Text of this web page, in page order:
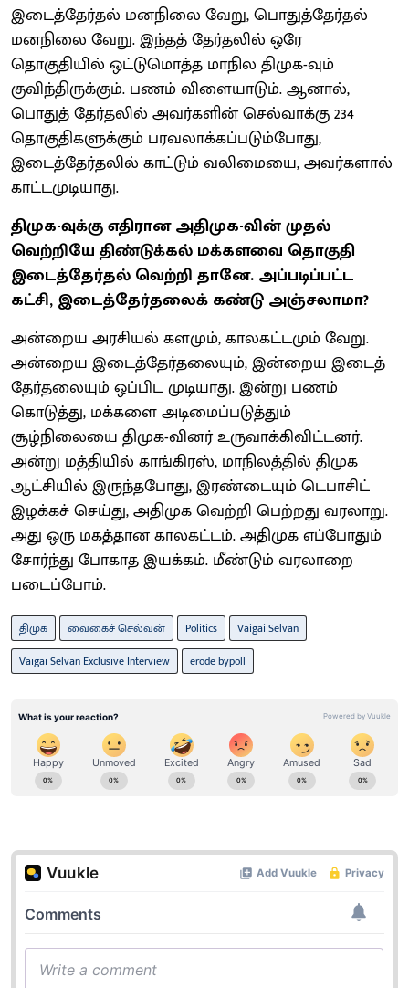
இடைத்தேர்தல் மனநிலை வேறு, பொதுத்தேர்தல்
மனநிலை வேறு. இந்தத் தேர்தலில் ஒரே
தொகுதியில் ஒட்டுமொத்த மாநில திமுக-வும்
குவிந்திருக்கும். பணம் விளையாடும். ஆனால்,
பொதுத் தேர்தலில் அவர்களின் செல்வாக்கு 234
தொகுதிகளுக்கும் பரவலாக்கப்படும்போது,
இடைத்தேர்தலில் காட்டும் வலிமையை, அவர்களால்
காட்டமுடியாது.
திமுக-வுக்கு எதிரான அதிமுக-வின் முதல்
வெற்றியே திண்டுக்கல் மக்களவை தொகுதி
இடைத்தேர்தல் வெற்றி தானே. அப்படிப்பட்ட
கட்சி, இடைத்தேர்தலைக் கண்டு அஞ்சலாமா?
அன்றைய அரசியல் களமும், காலகட்டமும் வேறு.
அன்றைய இடைத்தேர்தலையும், இன்றைய இடைத்
தேர்தலையும் ஒப்பிட முடியாது. இன்று பணம்
கொடுத்து, மக்களை அடிமைப்படுத்தும்
சூழ்நிலையை திமுக-வினர் உருவாக்கிவிட்டனர்.
அன்று மத்தியில் காங்கிரஸ், மாநிலத்தில் திமுக
ஆட்சியில் இருந்தபோது, இரண்டையும் டெபாசிட்
இழக்கச் செய்து, அதிமுக வெற்றி பெற்றது வரலாறு.
அது ஒரு மகத்தான காலகட்டம். அதிமுக எப்போதும்
சோர்ந்து போகாத இயக்கம். மீண்டும் வரலாறை
படைப்போம்.
திமுக வைகைச் செல்வன் Politics
Vaigai Selvan
Vaigai Selvan Exclusive Interview
erode bypoll